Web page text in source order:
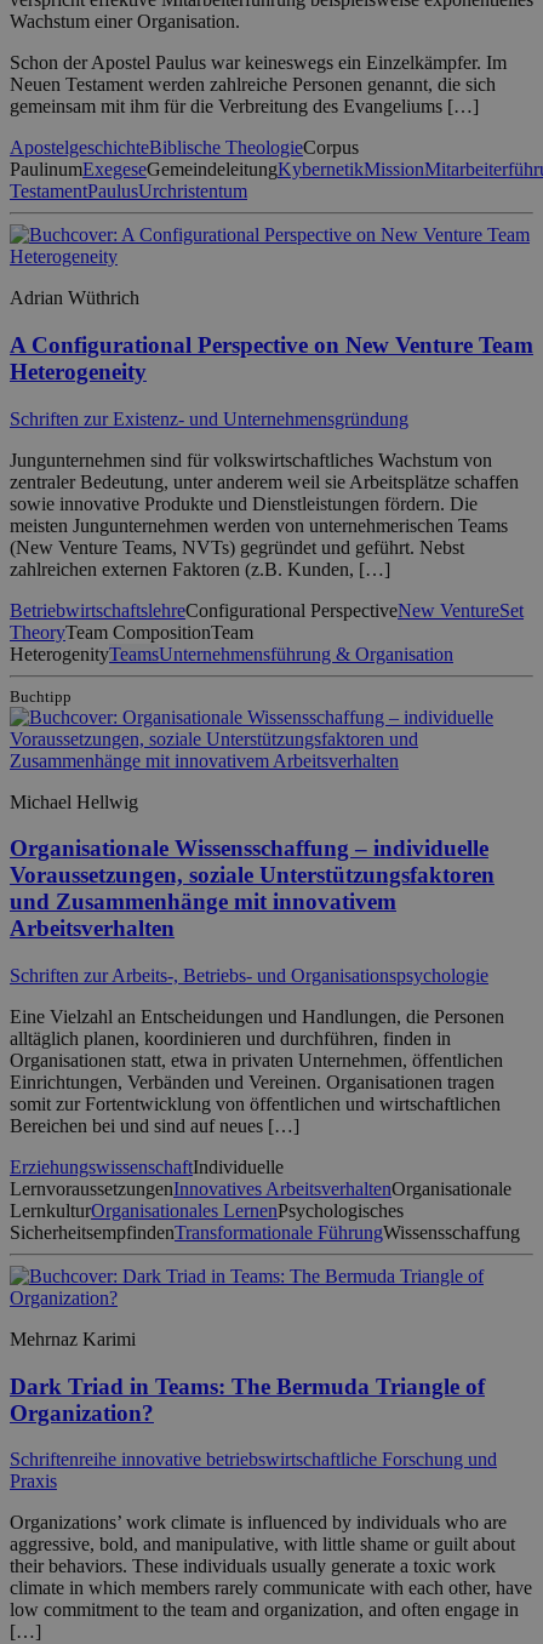
Wachstum einer Organisation.
Schon der Apostel Paulus war keineswegs ein Einzelkämpfer. Im
Neuen Testament werden zahlreiche Personen genannt, die sich
gemeinsam mit ihm für die Verbreitung des Evangeliums […]
ApostelgeschichteBiblische TheologieCorpus
PaulinumExegeseGemeindeleitungKybernetikMission
TestamentPaulusUrchristentum
Adrian Wüthrich
A Configurational Perspective on New Venture Team
Heterogeneity
Schriften zur Existenz- und Unternehmensgründung
Jungunternehmen sind für volkswirtschaftliches Wachstum von
zentraler Bedeutung, unter anderem weil sie Arbeitsplätze schaffen
sowie innovative Produkte und Dienstleistungen fördern. Die
meisten Jungunternehmen werden von unternehmerischen Teams
(New Venture Teams, NVTs) gegründet und geführt. Nebst
zahlreichen externen Faktoren (z.B. Kunden, […]
BetriebwirtschaftslehreConfigurational PerspectiveNew VentureSet
TheoryTeam CompositionTeam
HeterogenityTeamsUnternehmensführung & Organisation
Buchtipp
Michael Hellwig
Organisationale Wissensschaffung – individuelle
Voraussetzungen, soziale Unterstützungsfaktoren
und Zusammenhänge mit innovativem
Arbeitsverhalten
Schriften zur Arbeits-, Betriebs- und Organisationspsychologie
Eine Vielzahl an Entscheidungen und Handlungen, die Personen
alltäglich planen, koordinieren und durchführen, finden in
Organisationen statt, etwa in privaten Unternehmen, öffentlichen
Einrichtungen, Verbänden und Vereinen. Organisationen tragen
somit zur Fortentwicklung von öffentlichen und wirtschaftlichen
Bereichen bei und sind auf neues […]
ErziehungswissenschaftIndividuelle
LernvoraussetzungenInnovatives ArbeitsverhaltenOrganisationale
LernkulturOrganisationales LernenPsychologisches
SicherheitsempfindenTransformationale FührungWissensschaffung
Mehrnaz Karimi
Dark Triad in Teams: The Bermuda Triangle of
Organization?
Schriftenreihe innovative betriebswirtschaftliche Forschung und
Praxis
Organizations’ work climate is influenced by individuals who are
aggressive, bold, and manipulative, with little shame or guilt about
their behaviors. These individuals usually generate a toxic work
climate in which members rarely communicate with each other, have
low commitment to the team and organization, and often engage in
[…]